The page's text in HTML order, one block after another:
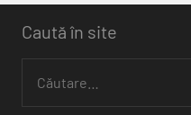
Caută în site
după: